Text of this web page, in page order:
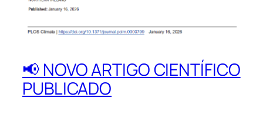
📢 NOVO ARTIGO CIENTÍFICO
PUBLICADO